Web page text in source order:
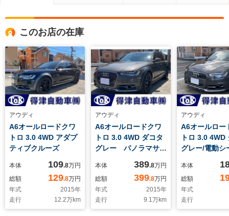
このお店の在庫
アウディ
A6オールロードクワ
トロ 3.0 4WD アダプ
ティブクルーズ
本体 109.8万円
総額
129.8万円
年式
2015年
走行
12.2万km
アウディ
A6オールロードクワ
トロ 3.0 4WD ダコタ
グレー パノラマサン
本体 389.8万円
総額
399.8万円
年式
2015年
走行
9.1万km
アウディ
A6オールロー
トロ 3.0 4WD
グレー/電動シ
防止装置/ミュ
クサーバー/電
ゲート/フロン
グランプ/
ビ/TV/DVD/障
本体
総額
年式
走行